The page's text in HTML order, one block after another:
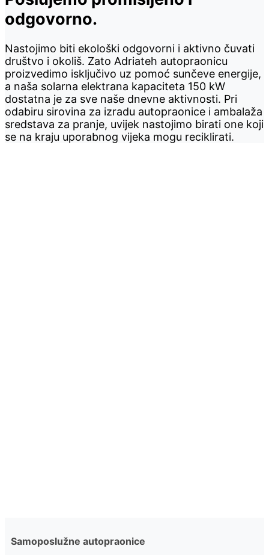
odgovorno.
Nastojimo biti ekološki odgovorni i aktivno čuvati
društvo i okoliš. Zato Adriateh autopraonicu
proizvedimo isključivo uz pomoć sunčeve energije,
a naša solarna elektrana kapaciteta 150 kW
dostatna je za sve naše dnevne aktivnosti. Pri
odabiru sirovina za izradu autopraonice i ambalaža
sredstava za pranje, uvijek nastojimo birati one koji
se na kraju uporabnog vijeka mogu reciklirati.
Samoposlužne autopraonice